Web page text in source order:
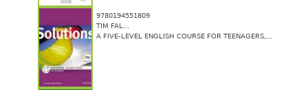
9780194551809
TIM FAL...
A FIVE-LEVEL ENGLISH COURSE FOR TEENAGERS,...